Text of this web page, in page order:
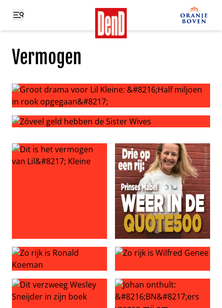
Vermogen
Groot drama voor Lil Kleine: ‘Half miljoen in rook
Dit is het vermogen van Lil’ KleinePrinses Mabel NOG
Zo rijk is Ronald Koeman Zo rijk is Wilfred Genee